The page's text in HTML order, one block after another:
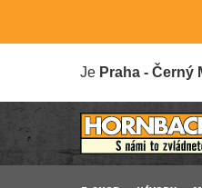
Je Praha - Černý